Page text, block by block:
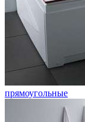
прямоугольные